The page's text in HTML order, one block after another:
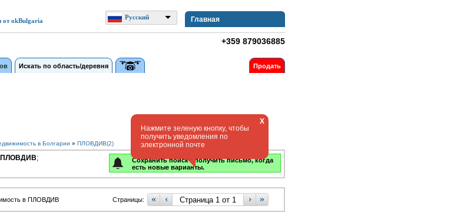
от okBulgaria Русский Главная
+359 879036885
Искать по область/деревня Продать
в Болгарии » ПЛОВДИВ(2)
ПЛОВДИВ;
Сохранить поиск - получить письмо, когда
есть новые варианты.
в ПЛОВДИВ Страницы: « ‹ › »
Нажмите зеленую кнопку, чтобы
получить уведомления по
электронной почте
X